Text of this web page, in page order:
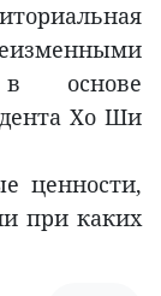
основе
Хо Ши
ценности,
при каких